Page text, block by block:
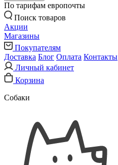
По тарифам европочты
Поиск товаров
Акции
Магазины
Покупателям
Доставка Блог Оплата Контакты
Личный кабинет
Корзина
Собаки